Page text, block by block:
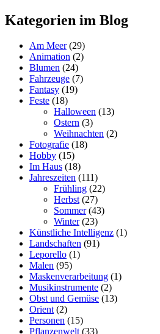
Kategorien im Blog
Am Meer(29)
Animation (2)
Blumen (24)
Fahrzeuge (7)
Fantasy (19)
Feste (18)
Halloween (13)
Ostern (3)
Weihnachten (2)
Fotografie (18)
Hobby (15)
Im Haus (18)
Jahreszeiten (111)
Frühling (22)
Herbst(27)
Sommer(43)
Winter(23)
Künstliche Intelligenz (1)
Landschaften (91)
Leporello (1)
Malen (95)
Maskenverarbeitung (1)
Musikinstrumente (2)
Obst und Gemüse (13)
Orient(2)
Personen (15)
Pflanzenwelt(33)